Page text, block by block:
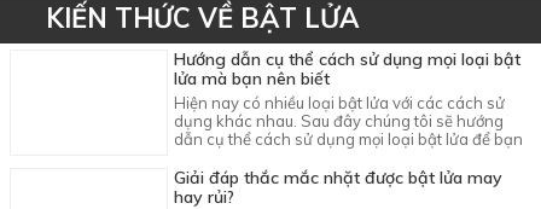
KIẾN THỨC VỀ BẬT LỬA
Hướng dẫn cụ thể cách sử dụng mọi loại bật
lửa mà bạn nên biết
Hiện nay có nhiều loại bật lửa với các cách sử
dụng khác nhau. Sau đây chúng tôi sẽ hướng
dẫn cụ thể cách sử dụng mọi loại bật lửa để bạn
Giải đáp thắc mắc nhặt được bật lửa may
hay rủi?